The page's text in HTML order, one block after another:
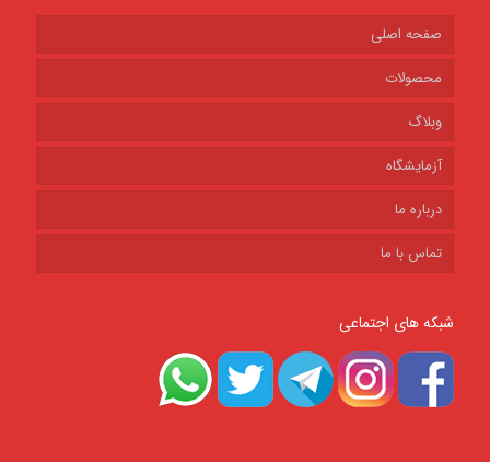
صفحه اصلی
محصولات
وبلاگ
آزمایشگاه
درباره ما
تماس با ما
شبکه های اجتماعی